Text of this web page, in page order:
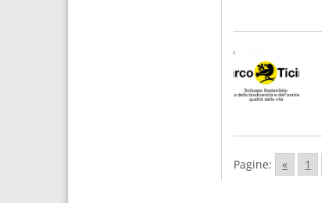
Pagine: « 1